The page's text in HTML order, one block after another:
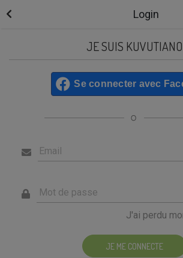
Login
JE SUIS KUVUTIANO
Se connecter avec
Email
Mot de passe
J'ai perdu
JE ME CONNECTE